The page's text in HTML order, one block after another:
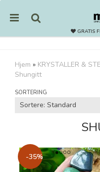
GRATIS
Hjem » KRYSTALLER &
Shungitt
SORTERING
-35%